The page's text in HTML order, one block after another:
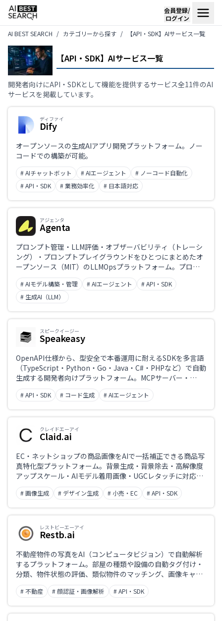
会員登録/
ログイン
AI BEST SEARCH
カテゴリーから探す 【API・SDK】AIサービス一覧
【API・SDK】AIサービス一覧
開発者向けにAPI・SDKとして機能を提供するサービス全11件のAI
サービスを掲載しています。
ディファイ
Dify
オープンソースの生成AIアプリ開発プラットフォーム。ノー
コードでの構築が可能。
# AIチャットボット # AIエージェント
# ノーコード自動化
# API・SDK
# 業務効率化 # 日本語対応
アジェンタ
Agenta
プロンプト管理・LLM評価・オブザーバビリティ（トレーシ
ング）・プロンプトプレイグラウンドをひとつにまとめたオ
ープンソース（MIT）のLLMOpsプラットフォーム。プロン
プトをGit風にバージョン管理・分岐・環境切り替えでき、開
発者と非エンジニアが協働してLLMアプリを本番運用でき
る。セルフホスト無料、クラウド版も提供。
# AIモデル構築・管理 # AIエージェント
# API・SDK
# 生成AI（LLM）
スピークイージー
Speakeasy
OpenAPI仕様から、型安全で本番運用に耐えるSDKを多言語
（TypeScript・Python・Go・Java・C#・PHPなど）で自動
生成する開発者向けプラットフォーム。MCPサーバー・
Terraformプロバイダー・CLI・コントラクトテストの生成
にも対応し、CI/CDによる自動再生成とパッケージ公開まで
を一気通貫で行える。
# API・SDK # コード生成 # AIエージェント
クレイドエーアイ
Claid.ai
EC・ネットショップの商品画像をAIで一括補正できる商品写
真特化型プラットフォーム。背景生成・背景除去・高解像度
アップスケール・AIモデル着用画像・UGCレタッチに対応
し、バッチ処理やAPIで大量の商品画像を自動で整えられる
のが特長。
# 画像生成 # デザイン生成 # 小売・EC # API・SDK
レストビーエーアイ
Restb.ai
不動産物件の写真をAI（コンピュータビジョン）で自動解析
するプラットフォーム。部屋の種類や設備の自動タグ付け・
分類、物件状態の評価、類似物件のマッチング、画像キャプ
ション生成、重複・透かし検出などを高精度で行う。MLS・
不動産ポータル・AVM・査定・保険など、画像を扱う不動産
業務の自動化を支援する。
# 不動産 # 顔認証・画像解析 # API・SDK